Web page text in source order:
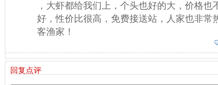
，大虾都给我们上，个头也好的大，价格
好，性价比很高，免费接送站，人家也非常
客渔家！
回复点评